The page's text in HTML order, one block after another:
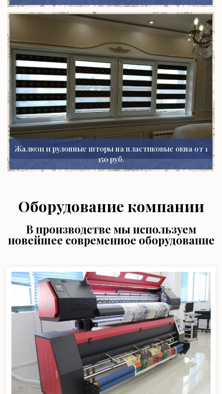
Жалюзи и рулонные шторы на пластиковые окна от 1
150 руб.
Оборудование компании
В производстве мы используем
новейшее современное оборудование